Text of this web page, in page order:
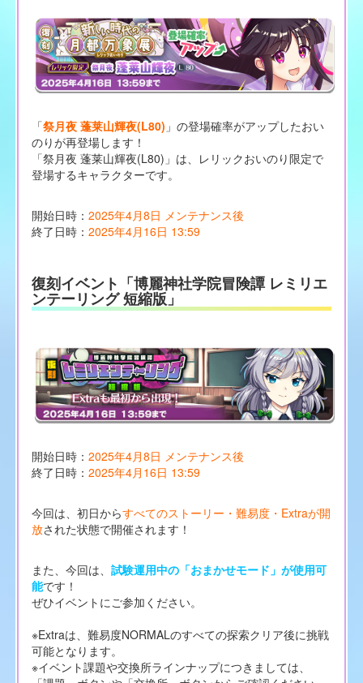
「祭月夜 蓬莱山輝夜(L80) 」の登場確率がアップしたおい
のりが再登場します！
「祭月夜 蓬莱山輝夜(L80)」は、レリックおいのり限定で
登場するキャラクターです。
開始日時： 2025年4月8日 メンテナンス後
終了日時： 2025年4月16日 13:59
復刻イベント「博麗神社学院冒険譚 レミリエ
ンテーリング 短縮版」
開始日時： 2025年4月8日 メンテナンス後
終了日時： 2025年4月16日 13:59
今回は、初日からすべてのストーリー・難易度・Extraが開
放された状態で開催されます！
また、今回は、 試験運用中の「おまかせモード」が使用可
能です！
ぜひイベントにご参加ください。
※Extraは、難易度NORMALのすべての探索クリア後に挑戦
可能となります。
※イベント課題や交換所ラインナップにつきましては、